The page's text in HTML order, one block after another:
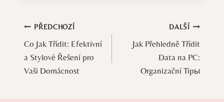
Navigace
pro
příspěvek
PŘEDCHOZÍ
Co Jak Třídit: Efektivní
a Stylové Řešení pro
Vaši Domácnost
DALŠÍ
Jak Přehledně Třídit
Data na PC:
Organizační Tipы